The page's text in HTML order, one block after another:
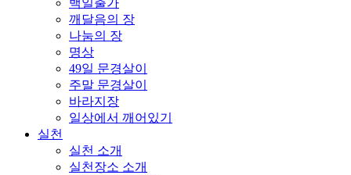
깨달음의 장
나눔의 장
명상
49일 문경살이
주말 문경살이
바라지장
일상에서 깨어있기
실천
실천 소개
실천장소 소개